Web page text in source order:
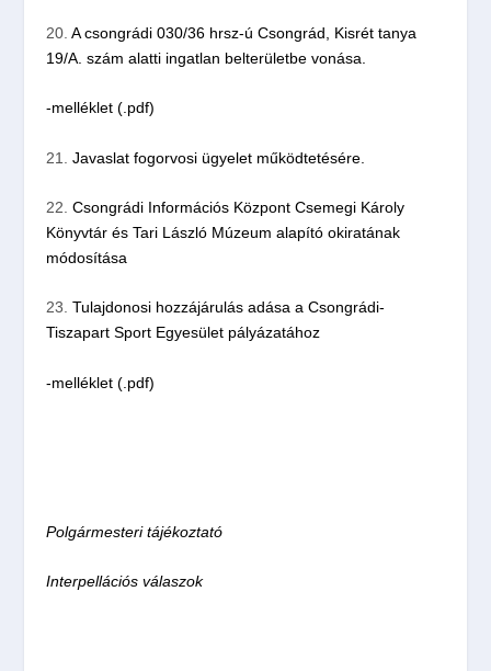
20.A csongrádi 030/36 hrsz-ú Csongrád, Kisrét tanya
19/A. szám alatti ingatlan belterületbe vonása.
-melléklet (.pdf)
21.Javaslat fogorvosi ügyelet működtetésére.
22.Csongrádi Információs Központ Csemegi Károly
Könyvtár és Tari László Múzeum alapító okiratának
módosítása
23.Tulajdonosi hozzájárulás adása a Csongrádi-
Tiszapart Sport Egyesület pályázatához
-melléklet (.pdf)
Polgármesteri tájékoztató
Interpellációs válaszok